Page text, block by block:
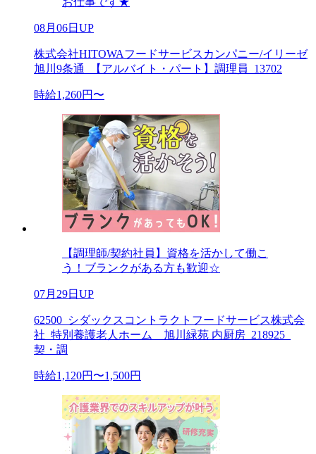
08月06日UP
株式会社HITOWAフードサービスカンパニー/イリーゼ
旭川9条通_【アルバイト・パート】調理員_13702
時給1,260円〜
【調理師/契約社員】資格を活かして働こ
う！ブランクがある方も歓迎☆
07月29日UP
62500_シダックスコントラクトフードサービス株式会
社_特別養護老人ホーム 旭川緑苑 内厨房_218925_
契・調
時給1,120円〜1,500円